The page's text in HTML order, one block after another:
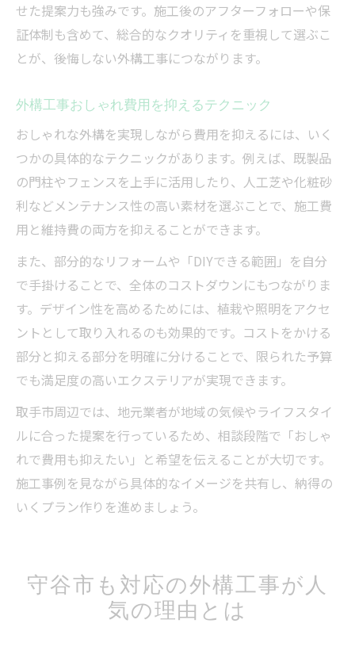
せた提案力も強みです。施工後のアフターフォローや保
証体制も含めて、総合的なクオリティを重視して選ぶこ
とが、後悔しない外構工事につながります。
外構工事おしゃれ費用を抑えるテクニック
おしゃれな外構を実現しながら費用を抑えるには、いく
つかの具体的なテクニックがあります。例えば、既製品
の門柱やフェンスを上手に活用したり、人工芝や化粧砂
利などメンテナンス性の高い素材を選ぶことで、施工費
用と維持費の両方を抑えることができます。
また、部分的なリフォームや「DIYできる範囲」を自分
で手掛けることで、全体のコストダウンにもつながりま
す。デザイン性を高めるためには、植栽や照明をアクセ
ントとして取り入れるのも効果的です。コストをかける
部分と抑える部分を明確に分けることで、限られた予算
でも満足度の高いエクステリアが実現できます。
取手市周辺では、地元業者が地域の気候やライフスタイ
ルに合った提案を行っているため、相談段階で「おしゃ
れで費用も抑えたい」と希望を伝えることが大切です。
施工事例を見ながら具体的なイメージを共有し、納得の
いくプラン作りを進めましょう。
守谷市も対応の外構工事が人
気の理由とは